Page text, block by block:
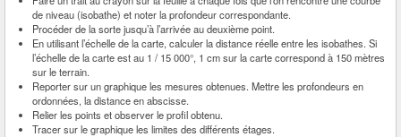
de niveau (isobathe) et noter la profondeur correspondante.
Procéder de la sorte jusqu’à l’arrivée au deuxième point.
En utilisant l’échelle de la carte, calculer la distance réelle entre les isobathes. Si
l’échelle de la carte est au 1 / 15 000°, 1 cm sur la carte correspond à 150 mètres
sur le terrain.
Reporter sur un graphique les mesures obtenues. Mettre les profondeurs en
ordonnées, la distance en abscisse.
Relier les points et observer le profil obtenu.
Tracer sur le graphique les limites des différents étages.